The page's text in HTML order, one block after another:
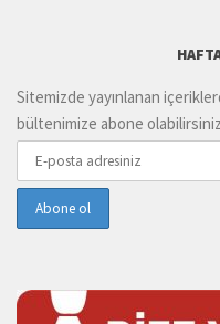
Sitemizde yayınlanan
bültenimize abone